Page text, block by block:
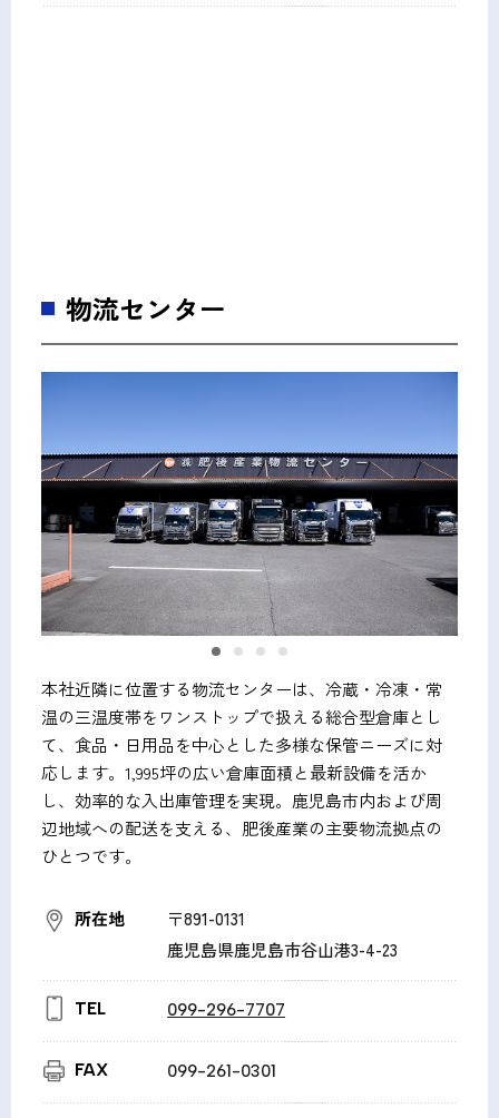
物流センター
本社近隣に位置する物流センターは、冷蔵・冷凍・常
温の三温度帯をワンストップで扱える総合型倉庫とし
て、食品・日用品を中心とした多様な保管ニーズに対
応します。1,995坪の広い倉庫面積と最新設備を活か
し、効率的な入出庫管理を実現。鹿児島市内および周
辺地域への配送を支える、肥後産業の主要物流拠点の
ひとつです。
所在地
〒891-0131
鹿児島県鹿児島市谷山港3-4-23
TEL 099-296-7707
FAX 099-261-0301